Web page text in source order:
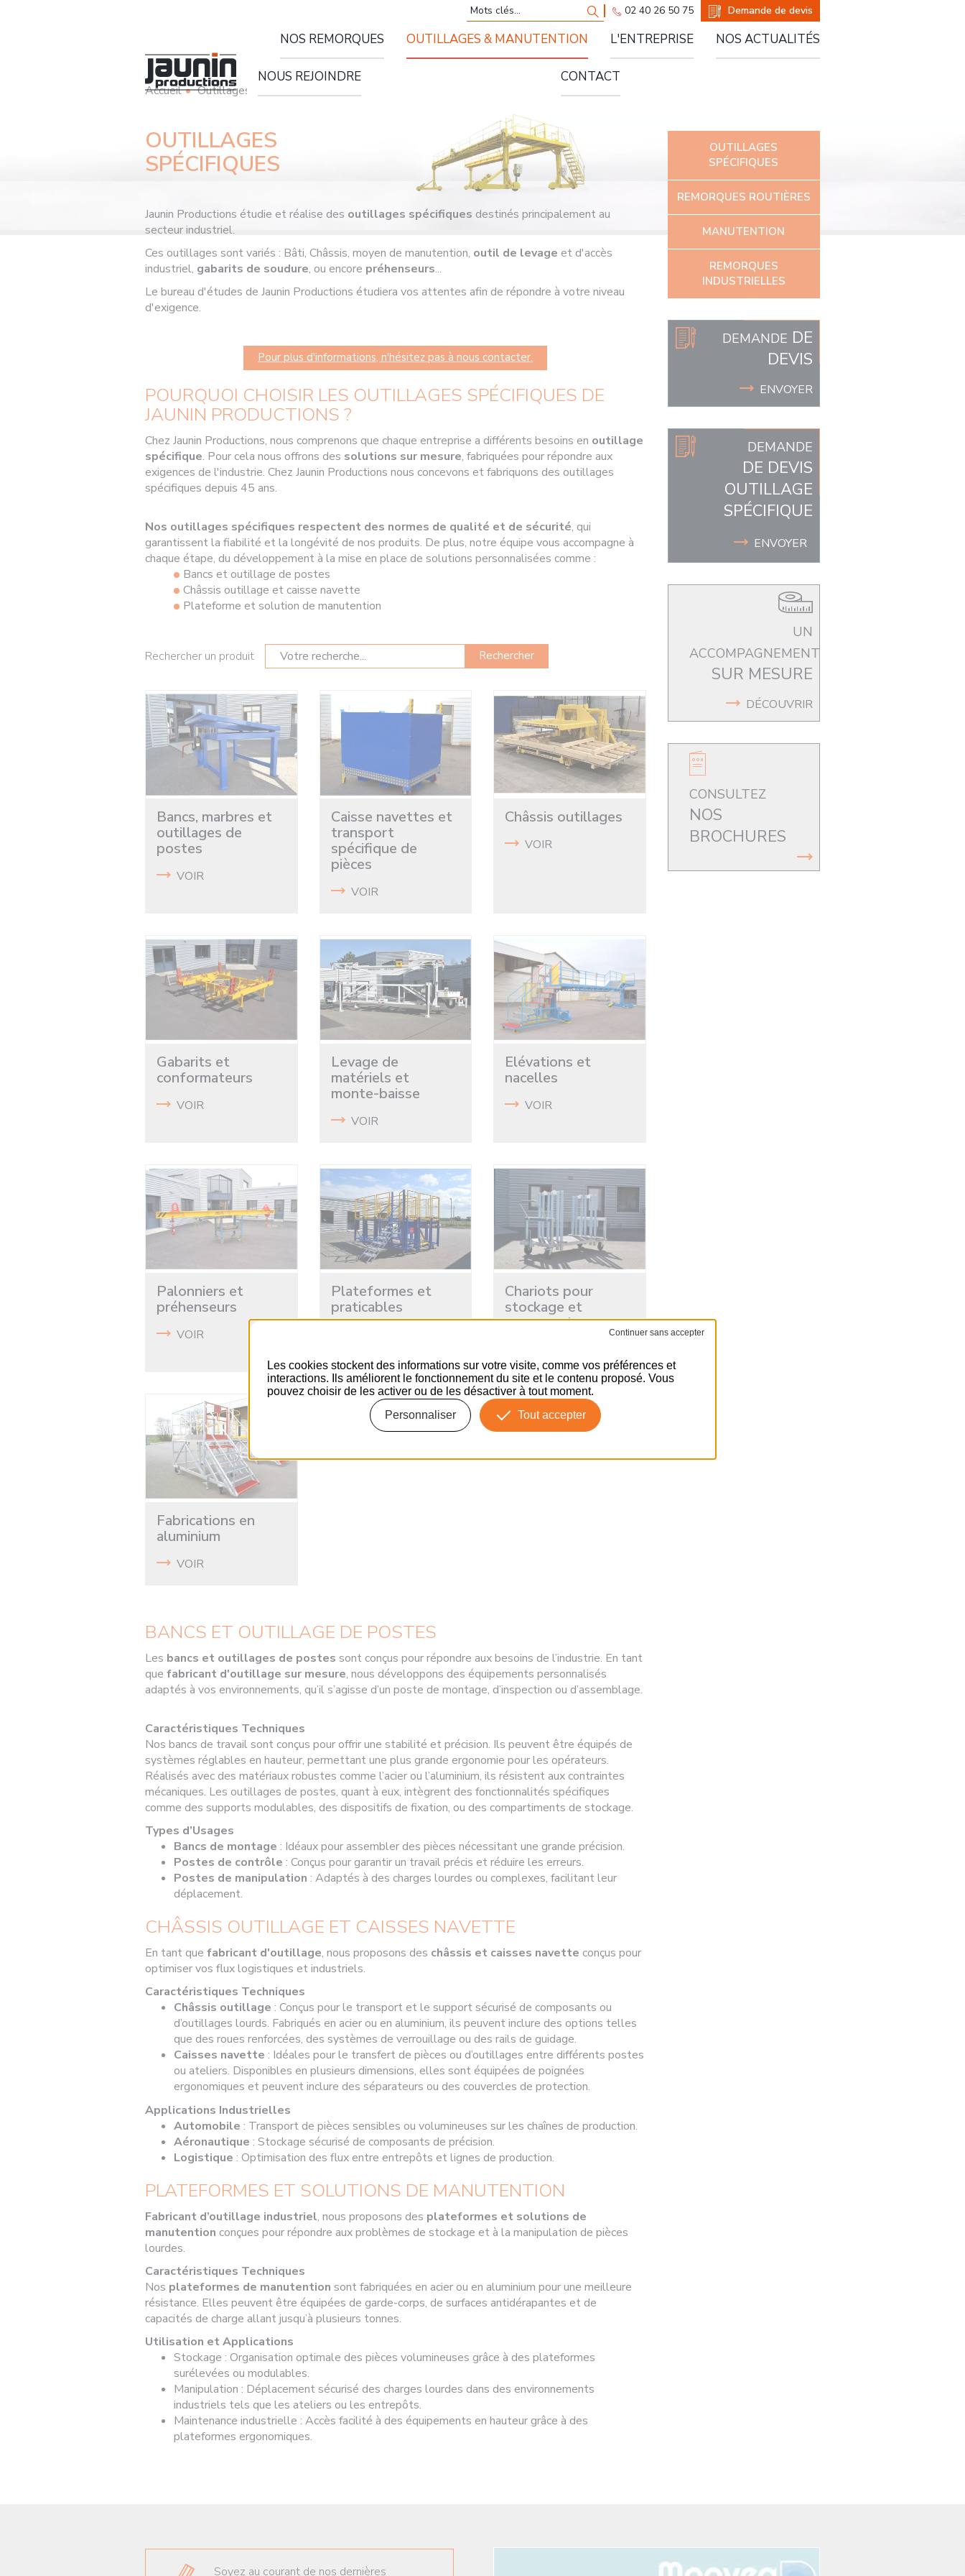
Rechercher02 40 26 50 75 Demande de devis
NOS REMORQUES OUTILLAGES & MANUTENTION L'ENTREPRISE NOS ACTUALITÉS
NOUS REJOINDRE CONTACT
Accueil Outillages spécifiques
OUTILLAGES
SPÉCIFIQUES
REMORQUES ROUTIÈRES
MANUTENTION
REMORQUES
INDUSTRIELLES
OUTILLAGES
SPÉCIFIQUES
Jaunin Productions étudie et réalise des outillages spécifiques destinés principalement au
secteur industriel.
Ces outillages sont variés : Bâti, Châssis, moyen de manutention, outil de levage et d'accès
industriel, gabarits de soudure, ou encore préhenseurs...
Le bureau d'études de Jaunin Productions étudiera vos attentes afin de répondre à votre niveau
d'exigence.
Pour plus d'informations, n'hésitez pas à nous contacter.
POURQUOI CHOISIR LES OUTILLAGES SPÉCIFIQUES DE
JAUNIN PRODUCTIONS ?
Chez Jaunin Productions, nous comprenons que chaque entreprise a différents besoins en outillage
spécifique. Pour cela nous offrons des solutions sur mesure, fabriquées pour répondre aux
exigences de l'industrie. Chez Jaunin Productions nous concevons et fabriquons des outillages
spécifiques depuis 45 ans.
Nos outillages spécifiques respectent des normes de qualité et de sécurité, qui
garantissent la fiabilité et la longévité de nos produits. De plus, notre équipe vous accompagne à
chaque étape, du développement à la mise en place de solutions personnalisées comme :
Bancs et outillage de postes
Châssis outillage et caisse navette
Plateforme et solution de manutention
Rechercher un produit Rechercher
Bancs, marbres et
outillages de
postes
VOIR
Caisse navettes et
transport
spécifique de
pièces
VOIR
Châssis outillages
VOIR
Gabarits et
conformateurs
VOIR
Levage de
matériels et
monte-baisse
VOIR
Elévations et
nacelles
VOIR
Palonniers et
préhenseurs
VOIR
Plateformes et
praticables
Chariots pour
stockage et
manutention
Fabrications en
aluminium
VOIR
BANCS ET OUTILLAGE DE POSTES
Les bancs et outillages de postes sont conçus pour répondre aux besoins de l’industrie. En tant
que fabricant d'outillage sur mesure, nous développons des équipements personnalisés
adaptés à vos environnements, qu’il s’agisse d’un poste de montage, d’inspection ou d’assemblage.
Caractéristiques Techniques
Nos bancs de travail sont conçus pour offrir une stabilité et précision. Ils peuvent être équipés de
systèmes réglables en hauteur, permettant une plus grande ergonomie pour les opérateurs.
Réalisés avec des matériaux robustes comme l’acier ou l’aluminium, ils résistent aux contraintes
mécaniques. Les outillages de postes, quant à eux, intègrent des fonctionnalités spécifiques
comme des supports modulables, des dispositifs de fixation, ou des compartiments de stockage.
Types d’Usages
Bancs de montage : Idéaux pour assembler des pièces nécessitant une grande précision.
Postes de contrôle : Conçus pour garantir un travail précis et réduire les erreurs.
Postes de manipulation : Adaptés à des charges lourdes ou complexes, facilitant leur
déplacement.
CHÂSSIS OUTILLAGE ET CAISSES NAVETTE
En tant que fabricant d'outillage, nous proposons des châssis et caisses navette conçus pour
optimiser vos flux logistiques et industriels.
Caractéristiques Techniques
Châssis outillage : Conçus pour le transport et le support sécurisé de composants ou
d’outillages lourds. Fabriqués en acier ou en aluminium, ils peuvent inclure des options telles
que des roues renforcées, des systèmes de verrouillage ou des rails de guidage.
Caisses navette : Idéales pour le transfert de pièces ou d’outillages entre différents postes
ou ateliers. Disponibles en plusieurs dimensions, elles sont équipées de poignées
ergonomiques et peuvent inclure des séparateurs ou des couvercles de protection.
Applications Industrielles
Automobile : Transport de pièces sensibles ou volumineuses sur les chaînes de production.
Aéronautique : Stockage sécurisé de composants de précision.
Logistique : Optimisation des flux entre entrepôts et lignes de production.
PLATEFORMES ET SOLUTIONS DE MANUTENTION
Fabricant d’outillage industriel, nous proposons des plateformes et solutions de
manutention conçues pour répondre aux problèmes de stockage et à la manipulation de pièces
lourdes.
Caractéristiques Techniques
Nos plateformes de manutention sont fabriquées en acier ou en aluminium pour une meilleure
résistance. Elles peuvent être équipées de garde-corps, de surfaces antidérapantes et de
capacités de charge allant jusqu’à plusieurs tonnes.
Utilisation et Applications
Stockage : Organisation optimale des pièces volumineuses grâce à des plateformes
surélevées ou modulables.
Manipulation : Déplacement sécurisé des charges lourdes dans des environnements
industriels tels que les ateliers ou les entrepôts.
Maintenance industrielle : Accès facilité à des équipements en hauteur grâce à des
plateformes ergonomiques.
DEMANDE DE
DEVIS
ENVOYER
DEMANDE
DE DEVIS
OUTILLAGE
SPÉCIFIQUE
ENVOYER
UN
ACCOMPAGNEMENT
SUR MESURE
DÉCOUVRIR
CONSULTEZ
NOS
BROCHURES
Soyez au courant de nos dernières
Les cookies stockent des informations sur votre visite, comme vos préférences et
interactions. Ils améliorent le fonctionnement du site et le contenu proposé. Vous
pouvez choisir de les activer ou de les désactiver à tout moment.
Tout accepter
Personnaliser